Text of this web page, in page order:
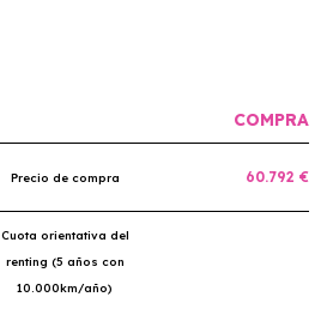
COMPRA
Precio de compra 60.792 €
Cuota orientativa del
renting (5 años con
10.000km/año)